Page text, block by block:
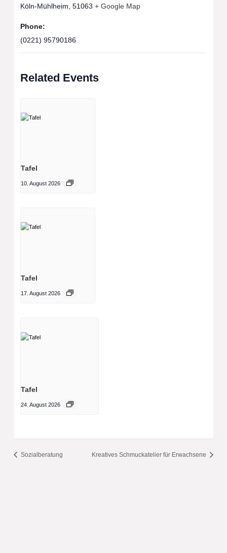
Köln-Mühlheim, 51063 + Google Map
Phone:
(0221) 95790186
Related Events
Tafel
10. August 2026
Tafel
17. August 2026
Tafel
24. August 2026
Sozialberatung Kreatives Schmuckatelier für Erwachsene